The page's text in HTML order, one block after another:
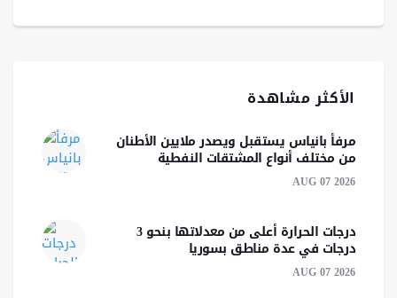
الأكثر مشاهدة
مرفأ بانياس يستقبل ويصدر ملايين الأطنان
من مختلف أنواع المشتقات النفطية
AUG 07 2026
درجات الحرارة أعلى من معدلاتها بنحو 3
درجات في عدة مناطق بسوريا
AUG 07 2026